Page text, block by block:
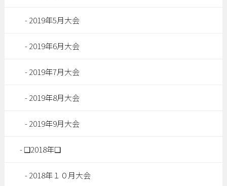
2019年5月大会
2019年6月大会
2019年7月大会
2019年8月大会
2019年9月大会
❑2018年❑
2018年１０月大会